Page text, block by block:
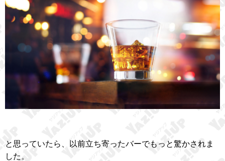
と思っていたら、以前立ち寄ったバーでもっと驚かされま
した。